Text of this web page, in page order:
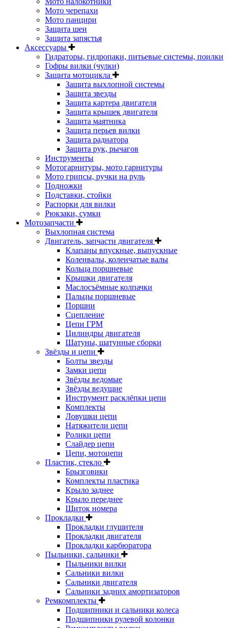
Мото черепахи
Мото панцири
Защита шеи
Защита запястья
Аксессуары
Гидраторы, гидропаки, питьевые системы, поилки
Гофры вилки (чулки)
Защита мотоцикла
Защита выхлопной системы
Защита звезды
Защита картера двигателя
Защита крышек двигателя
Защита маятника
Защита перьев вилки
Защита радиатора
Защита рук, рычагов
Инструменты
Мотогарнитуры, мото гарнитуры
Мото грипсы, ручки на руль
Подножки
Подставки, стойки
Распорки для вилки
Рюкзаки, сумки
Мотозапчасти
Выхлопная система
Двигатель, запчасти двигателя
Клапаны впускные, выпускные
Коленвалы, коленчатые валы
Кольца поршневые
Крышки двигателя
Маслосъёмные колпачки
Пальцы поршневые
Поршни
Сцепление
Цепи ГРМ
Цилиндры двигателя
Шатуны, шатунные сборки
Звёзды и цепи
Болты звезды
Замки цепи
Звёзды ведомые
Звёзды ведущие
Инструмент расклёпки цепи
Комплекты
Ловушки цепи
Натяжители цепи
Ролики цепи
Слайдер цепи
Цепи, мотоцепи
Пластик, стекло
Брызговики
Комплекты пластика
Крыло заднее
Крыло переднее
Щиток номера
Прокладки
Прокладки глушителя
Прокладки двигателя
Прокладки карбюратора
Пыльники, сальники
Пыльники вилки
Сальники вилки
Сальники двигателя
Сальники задних амортизаторов
Ремкомплекты
Подшипники и сальники колеса
Подшипники рулевой колонки